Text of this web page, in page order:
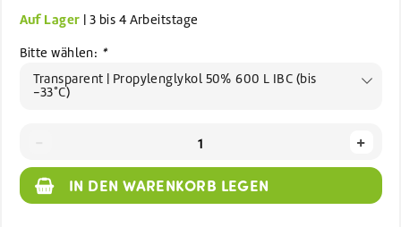
Auf Lager | 3 bis 4 Arbeitstage
Bitte wählen: *
Transparent | Propylenglykol 50% 600 L IBC (bis
-33°C)
+
IN DEN WARENKORB LEGEN